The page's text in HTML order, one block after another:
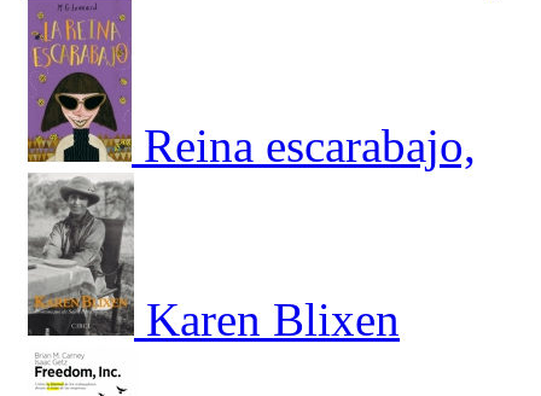
Reina escarabajo,
Karen Blixen